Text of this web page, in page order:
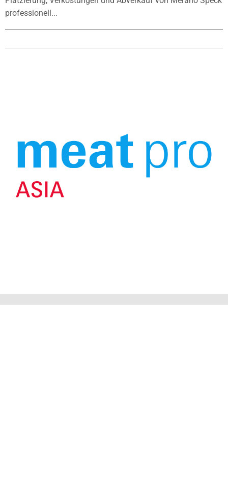
professionell...